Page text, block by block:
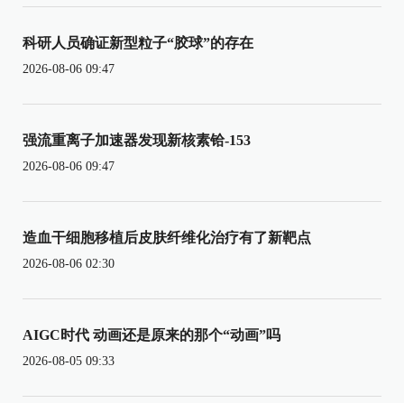
科研人员确证新型粒子“胶球”的存在
2026-08-06 09:47
强流重离子加速器发现新核素铪-153
2026-08-06 09:47
造血干细胞移植后皮肤纤维化治疗有了新靶点
2026-08-06 02:30
AIGC时代 动画还是原来的那个“动画”吗
2026-08-05 09:33